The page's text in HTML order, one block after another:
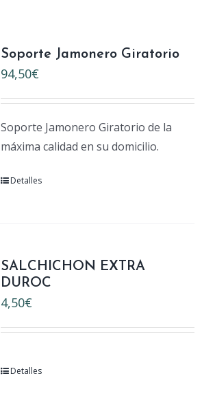
Soporte Jamonero Giratorio
94,50€
Soporte Jamonero Giratorio de la
máxima calidad en su domicilio.
Detalles
SALCHICHON EXTRA
DUROC
4,50€
Detalles